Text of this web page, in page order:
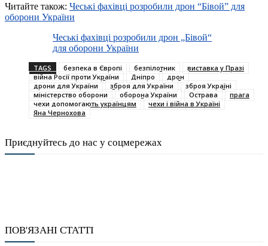
Читайте також: Чеські фахівці розробили дрон “Бівой” для
оборони України
Чеські фахівці розробили дрон „Бівой“
для оборони України
TAGS безпека в Європі безпілотник
виставка у Празі
війна Росії проти України
Дніпро
дрон
дрони для України
зброя для України
зброя Україні
міністерство оборони
оборона України Острава
прага
чехи допомогають українцям
чехи і війна в Україні
Яна Чернохова
Приєднуйтесь до нас у соцмережах
ПОВ'ЯЗАНІ СТАТТІ